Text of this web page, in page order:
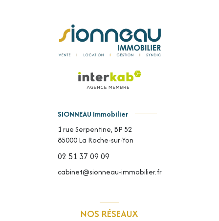
SIONNEAU Immobilier
1 rue Serpentine, BP 52
85000La Roche-sur-Yon
02 51 37 09 09
cabinet@sionneau-immobilier.fr
NOS RÉSEAUX